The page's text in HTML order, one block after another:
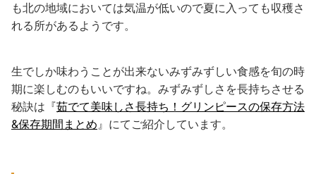
も北の地域においては気温が低いので夏に入っても収穫さ
れる所があるようです。
生でしか味わうことが出来ないみずみずしい食感を旬の時
期に楽しむのもいいですね。みずみずしさを長持ちさせる
秘訣は『茹でて美味しさ長持ち！グリンピースの保存方法
&保存期間まとめ』にてご紹介しています。